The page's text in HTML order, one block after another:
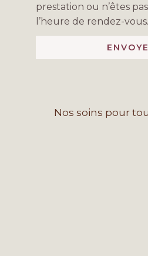
prestation ou n’êtes
l’heure de rendez-vous.
Nos soins pour